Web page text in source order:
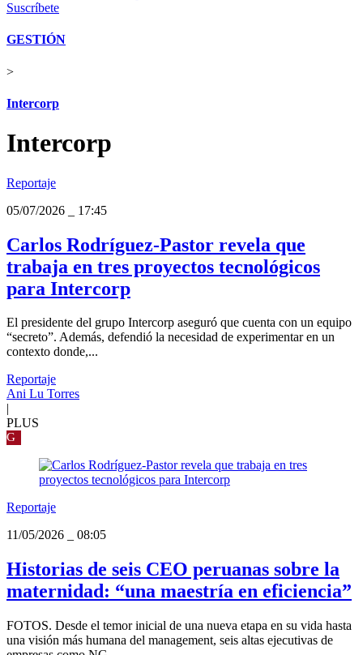
Suscríbete
GESTIÓN
>
Intercorp
Intercorp
Reportaje
05/07/2026
17:45
Carlos Rodríguez-Pastor revela que
trabaja en tres proyectos tecnológicos
para Intercorp
El presidente del grupo Intercorp aseguró que cuenta con un equipo
“secreto”. Además, defendió la necesidad de experimentar en un
contexto donde,...
Reportaje
Ani Lu Torres
PLUS
G
Reportaje
11/05/2026
08:05
Historias de seis CEO peruanas sobre la
maternidad: “una maestría en eficiencia”
FOTOS. Desde el temor inicial de una nueva etapa en su vida hasta
una visión más humana del management, seis altas ejecutivas de